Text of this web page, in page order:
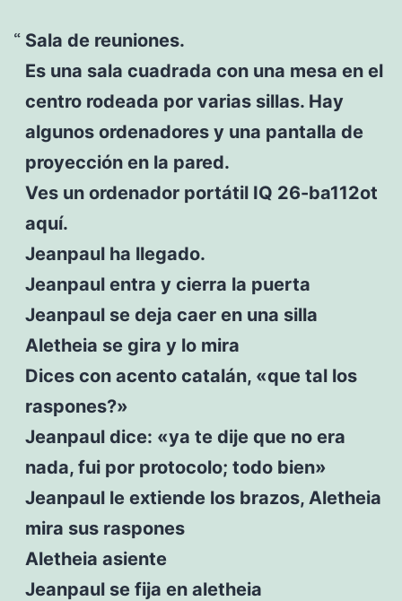
Sala de reuniones.
Es una sala cuadrada con una mesa en el
centro rodeada por varias sillas. Hay
algunos ordenadores y una pantalla de
proyección en la pared.
Ves un ordenador portátil IQ 26-ba112ot
aquí.
Jeanpaul ha llegado.
Jeanpaul entra y cierra la puerta
Jeanpaul se deja caer en una silla
Aletheia se gira y lo mira
Dices con acento catalán, «que tal los
raspones?»
Jeanpaul dice: «ya te dije que no era
nada, fui por protocolo; todo bien»
Jeanpaul le extiende los brazos, Aletheia
mira sus raspones
Aletheia asiente
Jeanpaul se fija en aletheia